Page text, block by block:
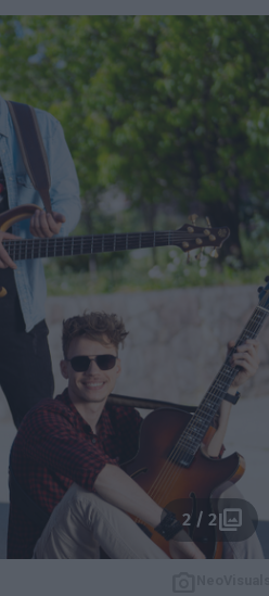
2 / 2